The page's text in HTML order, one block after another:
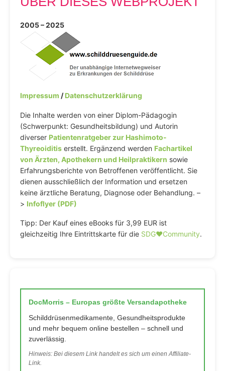
2005 – 2025
Impressum /Datenschutzerklärung
Die Inhalte werden von einer Diplom-Pädagogin
(Schwerpunkt: Gesundheitsbildung) und Autorin
diverser Patientenratgeber zur Hashimoto-
Thyreoiditis erstellt. Ergänzend werden Fachartikel
von Ärzten, Apothekern und Heilpraktikern sowie
Erfahrungsberichte von Betroffenen veröffentlicht. Sie
dienen ausschließlich der Information und ersetzen
keine ärztliche Beratung, Diagnose oder Behandlung. –
> Infoflyer (PDF)
Tipp: Der Kauf eines eBooks für 3,99 EUR ist
gleichzeitig Ihre Eintrittskarte für die SDG♥️Community.
DocMorris – Europas größte Versandapotheke
Schilddrüsenmedikamente, Gesundheitsprodukte
und mehr bequem online bestellen – schnell und
zuverlässig.
Hinweis: Bei diesem Link handelt es sich um einen Affiliate-
Link.